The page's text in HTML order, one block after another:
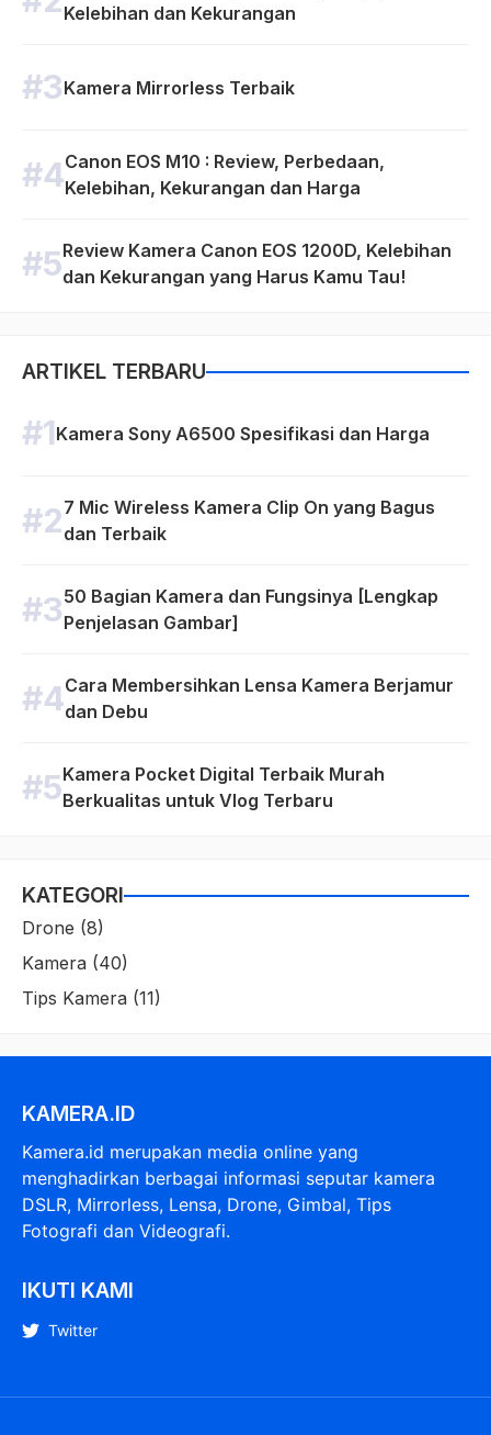
Kelebihan dan Kekurangan
Kamera Mirrorless Terbaik
Canon EOS M10 : Review, Perbedaan,
Kelebihan, Kekurangan dan Harga
Review Kamera Canon EOS 1200D, Kelebihan
dan Kekurangan yang Harus Kamu Tau!
ARTIKEL TERBARU
Kamera Sony A6500 Spesifikasi dan Harga
7 Mic Wireless Kamera Clip On yang Bagus
dan Terbaik
50 Bagian Kamera dan Fungsinya [Lengkap
Penjelasan Gambar]
Cara Membersihkan Lensa Kamera Berjamur
dan Debu
Kamera Pocket Digital Terbaik Murah
Berkualitas untuk Vlog Terbaru
KATEGORI
Drone (8)
Kamera (40)
Tips Kamera (11)
KAMERA.ID
Kamera.id merupakan media online yang
menghadirkan berbagai informasi seputar kamera
DSLR, Mirrorless, Lensa, Drone, Gimbal, Tips
Fotografi dan Videografi.
IKUTI KAMI
Twitter